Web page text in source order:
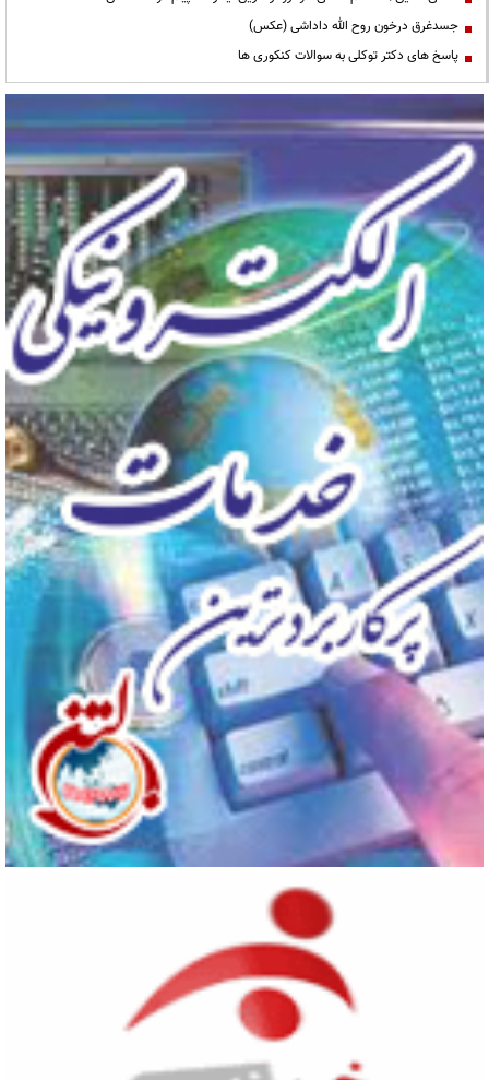
جسدغرق درخون روح الله داداشی (عکس)
پاسخ های دکتر توکلی به سوالات کنکوری ها